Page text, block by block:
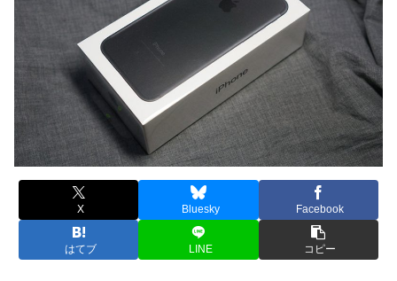
X Bluesky Facebook
はてブ LINE コピー